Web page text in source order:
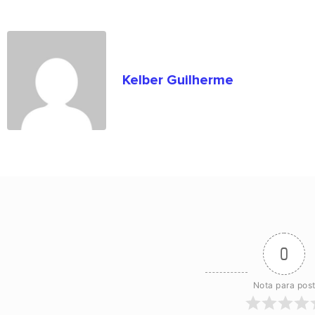
Kelber Guilherme
0
Nota para post